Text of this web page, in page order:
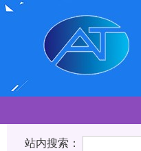
站内搜索：